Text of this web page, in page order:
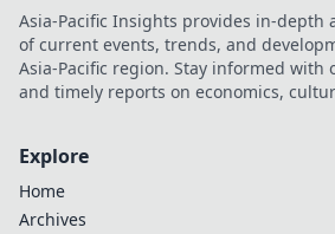
Asia-Pacific Insights provides in-depth
of current events, trends, and
Asia-Pacific region. Stay informed with
and timely reports on economics,
Explore
Home
Archives